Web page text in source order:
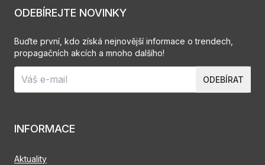
INFORMACE
Aktuality
ODEBÍREJTE NOVINKY
Buďte první, kdo získá nejnovější informace o trendech,
propagačních akcích a mnoho dalšího!
ODEBÍRAT